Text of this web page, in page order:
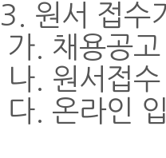
3. 원서 접수
가. 채용공
나. 원서접
다. 온라인